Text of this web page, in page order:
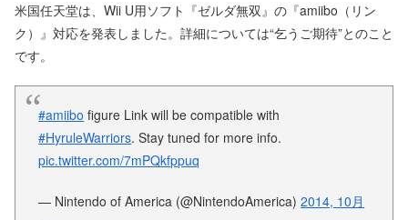
米国任天堂は、Wii U用ソフト『ゼルダ無双』の『amiibo（リン
ク）』対応を発表しました。詳細については“乞うご期待”とのこと
です。
#amiibo figure Link will be compatible with
#HyruleWarriors. Stay tuned for more info.
pic.twitter.com/7mPQkfppuq
— Nintendo of America (@NintendoAmerica)2014, 10月